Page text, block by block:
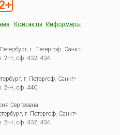
Контакты Информеры
г. Петергоф, Санкт-
2-Н, оф. 432, 434
г. Петергоф, Санкт-
2-Н, оф. 440
Сергеевна
г. Петергоф, Санкт-
2-Н, оф. 432, 434